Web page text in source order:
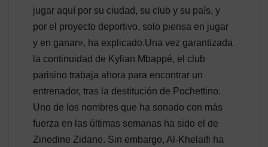
jugar aquí por su ciudad, su club y su país, y
por el proyecto deportivo, solo piensa en jugar
y en ganar», ha explicado.Una vez garantizada
la continuidad de Kylian Mbappé, el club
parisino trabaja ahora para encontrar un
entrenador, tras la destitución de Pochettino.
Uno de los nombres que ha sonado con más
fuerza en las últimas semanas ha sido el de
Zinedine Zidane. Sin embargo, Al-Khelaifi ha